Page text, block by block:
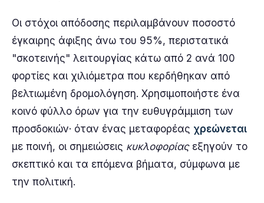
Οι στόχοι απόδοσης περιλαμβάνουν ποσοστό
έγκαιρης άφιξης άνω του 95%, περιστατικά
"σκοτεινής" λειτουργίας κάτω από 2 ανά 100
φορτίες και χιλιόμετρα που κερδήθηκαν από
βελτιωμένη δρομολόγηση. Χρησιμοποιήστε ένα
κοινό φύλλο όρων για την ευθυγράμμιση των
προσδοκιών· όταν ένας μεταφορέας χρεώνεται
με ποινή, οι σημειώσεις κυκλοφορίαςεξηγούν το
σκεπτικό και τα επόμενα βήματα, σύμφωνα με
την πολιτική.